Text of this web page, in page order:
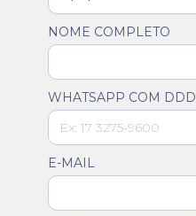
NOME COMPLETO
WHATSAPP COM DDD
E-MAIL